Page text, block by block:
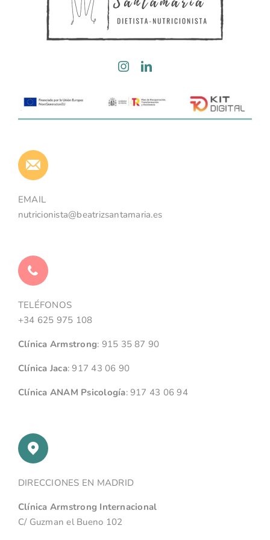
EMAIL
nutricionista@beatrizsantamaria.es
TELÉFONOS
+34 625 975 108
Clínica Armstrong: 915 35 87 90
Clínica Jaca: 917 43 06 90
Clínica ANAM Psicología: 917 43 06 94
DIRECCIONES EN MADRID
Clínica Armstrong Internacional
C/ Guzman el Bueno 102